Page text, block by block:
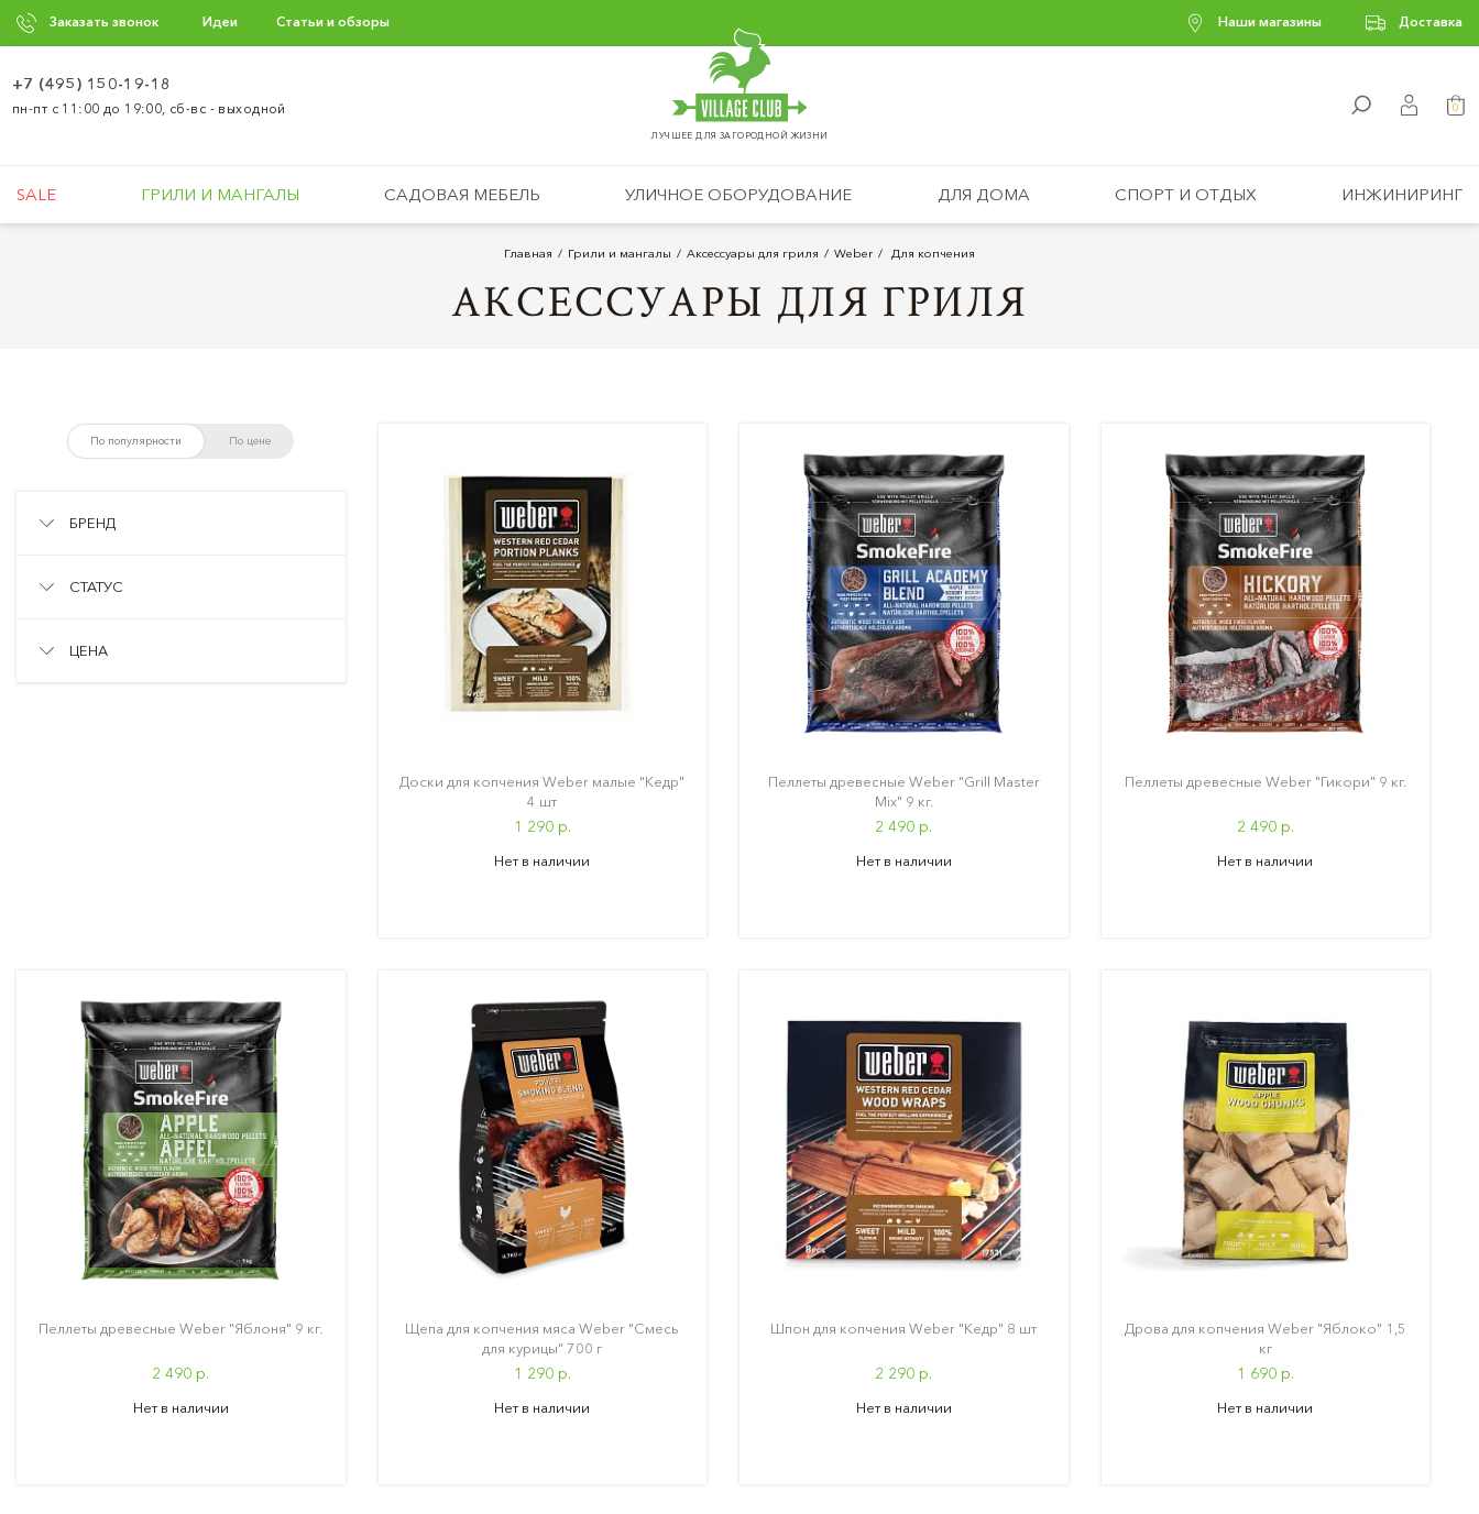
Заказать звонок Идеи Статьи и обзоры Наши магазины Доставка
ЛУЧШЕЕ ДЛЯ ЗАГОРОДНОЙ ЖИЗНИ
+7 (495) 150-19-18
пн-пт с 11:00 до 19:00, сб-вс - выходной 0
SALE ГРИЛИ И МАНГАЛЫ САДОВАЯ МЕБЕЛЬ УЛИЧНОЕ ОБОРУДОВАНИЕ ДЛЯ ДОМА СПОРТ И ОТДЫХ ИНЖИНИРИНГ
Главная Грили и мангалы Аксессуары для гриля Weber Для копчения
АКСЕССУАРЫ ДЛЯ ГРИЛЯ
По популярности По цене
БРЕНД
СТАТУС
ЦЕНА
Доски для копчения Weber малые "Кедр"
4 шт
1 290 р.
Нет в наличии
Пеллеты древесные Weber "Grill Master
Mix" 9 кг.
2 490 р.
Нет в наличии
Пеллеты древесные Weber "Гикори" 9 кг.
2 490 р.
Нет в наличии
Пеллеты древесные Weber "Яблоня" 9 кг.
2 490 р.
Нет в наличии
Щепа для копчения мяса Weber "Смесь
для курицы" 700 г
1 290 р.
Нет в наличии
Шпон для копчения Weber "Кедр" 8 шт
2 290 р.
Нет в наличии
Дрова для копчения Weber "Яблоко" 1,5
кг
1 690 р.
Нет в наличии